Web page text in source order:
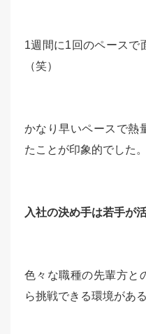
1週間に1回のペースで
（笑）
かなり早いペースで熱
たことが印象的でした。
入社の決め手は若手が
色々な職種の先輩方と
ら挑戦できる環境があ